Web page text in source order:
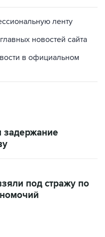
ленту
новостей сайта
в официальном
задержание
под стражу по